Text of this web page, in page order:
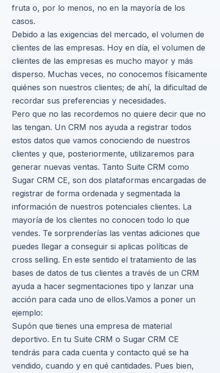
fruta o, por lo menos, no en la mayoría de los
casos.
Debido a las exigencias del mercado, el volumen de
clientes de las empresas. Hoy en día, el volumen de
clientes de las empresas es mucho mayor y más
disperso. Muchas veces, no conocemos físicamente
quiénes son nuestros clientes; de ahí, la dificultad de
recordar sus preferencias y necesidades.
Pero que no las recordemos no quiere decir que no
las tengan. Un CRM nos ayuda a registrar todos
estos datos que vamos conociendo de nuestros
clientes y que, posteriormente, utilizaremos para
generar nuevas ventas. Tanto Suite CRM como
Sugar CRM CE, son dos plataformas encargadas de
registrar de forma ordenada y segmentada la
información de nuestros potenciales clientes. La
mayoría de los clientes no conocen todo lo que
vendes. Te sorprenderías las ventas adiciones que
puedes llegar a conseguir si aplicas políticas de
cross selling. En este sentido el tratamiento de las
bases de datos de tus clientes a través de un CRM
ayuda a hacer segmentaciones tipo y lanzar una
acción para cada uno de ellos.Vamos a poner un
ejemplo:
Supón que tienes una empresa de material
deportivo. En tu Suite CRM o Sugar CRM CE
tendrás para cada cuenta y contacto qué se ha
vendido, cuando y en qué cantidades. Pues bien,